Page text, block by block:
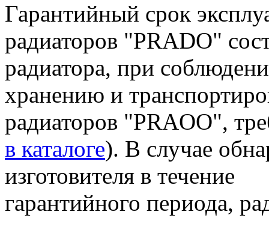
Гарантийный срок
радиаторов "PRADO"
радиатора, при
хранению и
радиаторов "PRAOO",
в каталоге). В случае
изготовителя в течение
гарантийного периода,